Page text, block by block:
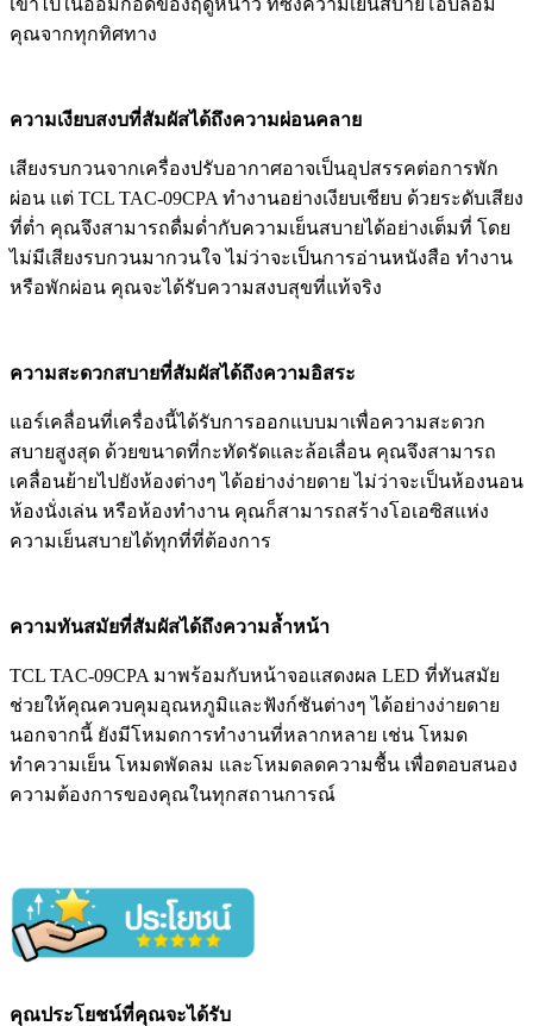
เข้าไปในอ้อมกอดของฤดูหนาว ที่ซึ่งความเย็นสบายโอบล้อม
คุณจากทุกทิศทาง
ความเงียบสงบที่สัมผัสได้ถึงความผ่อนคลาย
เสียงรบกวนจากเครื่องปรับอากาศอาจเป็นอุปสรรคต่อการพัก
ผ่อน แต่ TCL TAC-09CPA ทำงานอย่างเงียบเชียบ ด้วยระดับเสียง
ที่ต่ำ คุณจึงสามารถดื่มด่ำกับความเย็นสบายได้อย่างเต็มที่ โดย
ไม่มีเสียงรบกวนมากวนใจ ไม่ว่าจะเป็นการอ่านหนังสือ ทำงาน
หรือพักผ่อน คุณจะได้รับความสงบสุขที่แท้จริง
ความสะดวกสบายที่สัมผัสได้ถึงความอิสระ
แอร์เคลื่อนที่เครื่องนี้ได้รับการออกแบบมาเพื่อความสะดวก
สบายสูงสุด ด้วยขนาดที่กะทัดรัดและล้อเลื่อน คุณจึงสามารถ
เคลื่อนย้ายไปยังห้องต่างๆ ได้อย่างง่ายดาย ไม่ว่าจะเป็นห้องนอน
ห้องนั่งเล่น หรือห้องทำงาน คุณก็สามารถสร้างโอเอซิสแห่ง
ความเย็นสบายได้ทุกที่ที่ต้องการ
ความทันสมัยที่สัมผัสได้ถึงความล้ำหน้า
TCL TAC-09CPA มาพร้อมกับหน้าจอแสดงผล LED ที่ทันสมัย
ช่วยให้คุณควบคุมอุณหภูมิและฟังก์ชันต่างๆ ได้อย่างง่ายดาย
นอกจากนี้ ยังมีโหมดการทำงานที่หลากหลาย เช่น โหมด
ทำความเย็น โหมดพัดลม และโหมดลดความชื้น เพื่อตอบสนอง
ความต้องการของคุณในทุกสถานการณ์
คุณประโยชน์ที่คุณจะได้รับ